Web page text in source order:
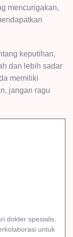
mencurigakan,
keputihan,
dan lebih sadar
memiliki
jangan ragu
dokter spesialis,
untuk